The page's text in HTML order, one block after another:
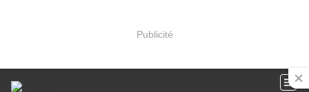
Publicité